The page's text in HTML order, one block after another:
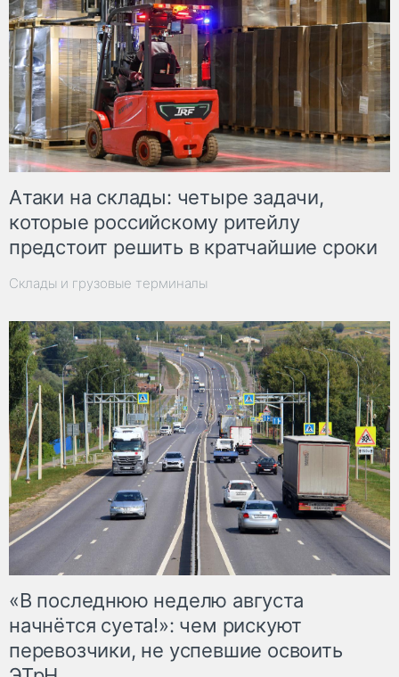
Атаки на склады: четыре задачи,
которые российскому ритейлу
предстоит решить в кратчайшие сроки
Склады и грузовые терминалы
«В последнюю неделю августа
начнётся суета!»: чем рискуют
перевозчики, не успевшие освоить